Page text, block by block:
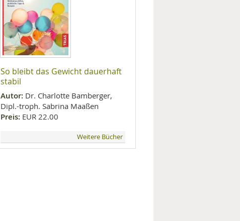
So bleibt das Gewicht dauerhaft
stabil
Autor: Dr. Charlotte Bamberger,
Dipl.-troph. Sabrina Maaßen
Preis: EUR 22.00
Weitere Bücher